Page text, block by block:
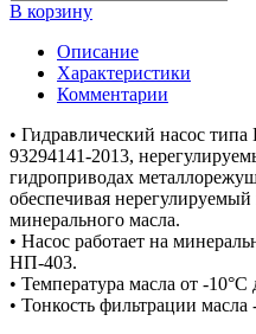
В корзину
Описание
Характеристики
Комментарии
• Гидравлический насос
93294141-2013,
гидроприводах
обеспечивая
минерального масла.
• Насос работает на
НП-403.
• Температура масла от -10°С
• Тонкость фильтрации